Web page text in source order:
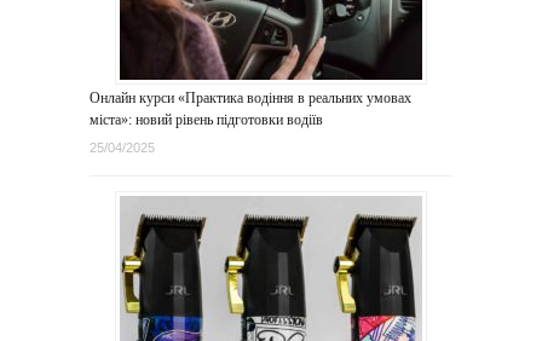
Онлайн курси «Практика водіння в реальних умовах
міста»: новий рівень підготовки водіїв
25/04/2025